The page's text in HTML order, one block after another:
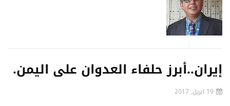
إيران..أبرز حلفاء العدوان على اليمن.
19 ابريل, 2017